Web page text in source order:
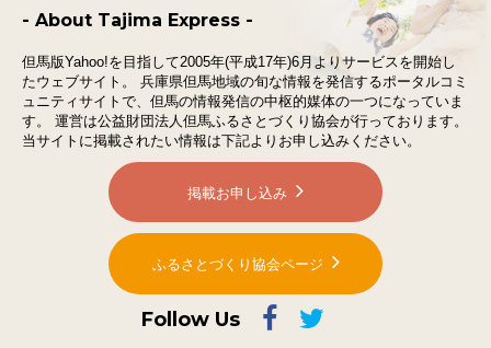
- About Tajima Express -
但馬版Yahoo!を目指して2005年(平成17年)6月よりサービスを開始し
たウェブサイト。
兵庫県但馬地域の旬な情報を発信するポータルコミ
ュニティサイトで、 但馬の情報発信の中枢的媒体の一つになっていま
す。
運営は公益財団法人但馬ふるさとづくり協会が行っております。
当サイトに掲載されたい情報は下記よりお申し込みください。
掲載お申し込み
ふるさとづくり協会ページ
Follow Us